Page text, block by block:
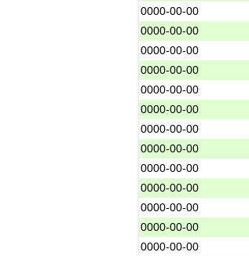
0000-00-00
0000-00-00
0000-00-00
0000-00-00
0000-00-00
0000-00-00
0000-00-00
0000-00-00
0000-00-00
0000-00-00
0000-00-00
0000-00-00
0000-00-00